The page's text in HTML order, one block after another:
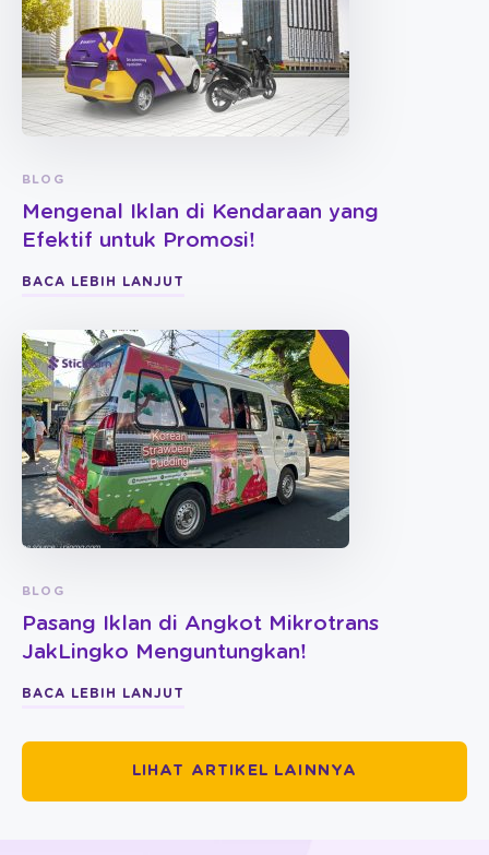
BLOG
Mengenal Iklan di Kendaraan yang
Efektif untuk Promosi!
BACA LEBIH LANJUT
BLOG
Pasang Iklan di Angkot Mikrotrans
JakLingko Menguntungkan!
BACA LEBIH LANJUT
LIHAT ARTIKEL LAINNYA